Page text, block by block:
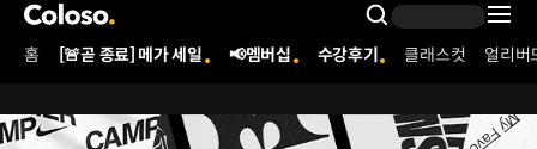
콜로소
Search
Coloso Menu
홈 [🚨곧 종료] 메가 세일 📢멤버십 수강후기 클래스컷 얼리버